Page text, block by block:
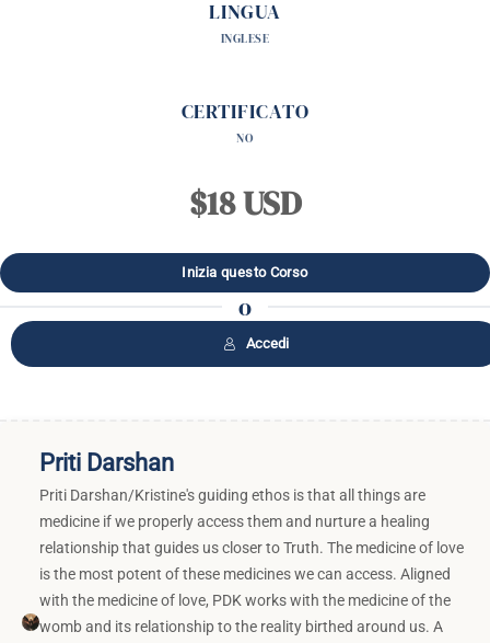
LINGUA
INGLESE
CERTIFICATO
NO
$18 USD
o
Accedi
Priti Darshan
Priti Darshan/Kristine's guiding ethos is that all things are
medicine if we properly access them and nurture a healing
relationship that guides us closer to Truth. The medicine of love
is the most potent of these medicines we can access. Aligned
with the medicine of love, PDK works with the medicine of the
womb and its relationship to the reality birthed around us. A